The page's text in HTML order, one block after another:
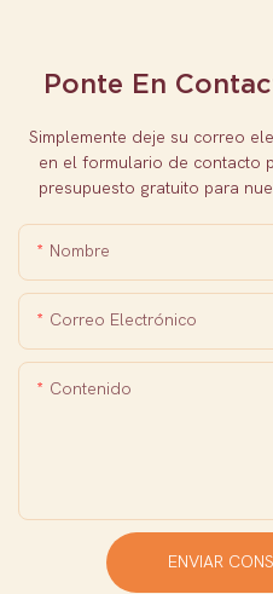
Ponte En
Simplemente deje su correo
en el formulario de contacto
presupuesto gratuito para
Nombre
Correo Electrónico
Contenido
ENVIAR